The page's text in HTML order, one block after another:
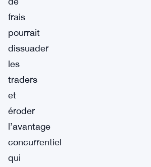
frais
pourrait
dissuader
les
traders
et
éroder
l’avantage
concurrentiel
qui